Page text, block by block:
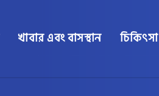
খাবার এবং বাসস্থান চিকিৎসা